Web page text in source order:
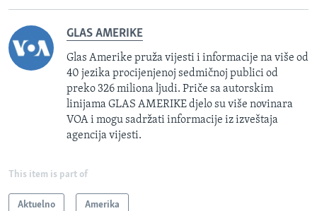
GLAS AMERIKE
Glas Amerike pruža vijesti i informacije na više od
40 jezika procijenjenoj sedmičnoj publici od
preko 326 miliona ljudi. Priče sa autorskim
linijama GLAS AMERIKE djelo su više novinara
VOA i mogu sadržati informacije iz izveštaja
agencija vijesti.
This item is part of
Aktuelno Amerika